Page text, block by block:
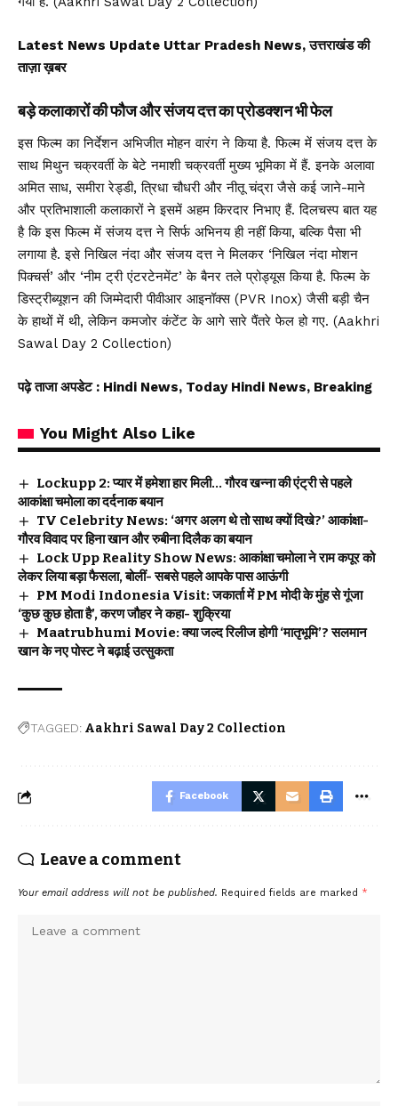
Latest News Update Uttar Pradesh News, उत्तराखंड की
ताज़ा ख़बर
बड़े कलाकारों की फौज और संजय दत्त का प्रोडक्शन भी फेल
इस फिल्म का निर्देशन अभिजीत मोहन वारंग ने किया है. फिल्म में संजय दत्त के
साथ मिथुन चक्रवर्ती के बेटे नमाशी चक्रवर्ती मुख्य भूमिका में हैं. इनके अलावा
अमित साध, समीरा रेड्डी, त्रिधा चौधरी और नीतू चंद्रा जैसे कई जाने-माने
और प्रतिभाशाली कलाकारों ने इसमें अहम किरदार निभाए हैं. दिलचस्प बात यह
है कि इस फिल्म में संजय दत्त ने सिर्फ अभिनय ही नहीं किया, बल्कि पैसा भी
लगाया है. इसे निखिल नंदा और संजय दत्त ने मिलकर ‘निखिल नंदा मोशन
पिक्चर्स’ और ‘नीम ट्री एंटरटेनमेंट’ के बैनर तले प्रोड्यूस किया है. फिल्म के
डिस्ट्रीब्यूशन की जिम्मेदारी पीवीआर आइनॉक्स (PVR Inox) जैसी बड़ी चैन
के हाथों में थी, लेकिन कमजोर कंटेंट के आगे सारे पैंतरे फेल हो गए. (Aakhri
Sawal Day 2 Collection)
पढ़े ताजा अपडेट : Hindi News, Today Hindi News, Breaking
You Might Also Like
Lockupp 2: प्यार में हमेशा हार मिली… गौरव खन्ना की एंट्री से पहले
आकांक्षा चमोला का दर्दनाक बयान
TV Celebrity News: ‘अगर अलग थे तो साथ क्यों दिखे?’ आकांक्षा-
गौरव विवाद पर हिना खान और रुबीना दिलैक का बयान
Lock Upp Reality Show News: आकांक्षा चमोला ने राम कपूर को
लेकर लिया बड़ा फैसला, बोलीं- सबसे पहले आपके पास आऊंगी
PM Modi Indonesia Visit: जकार्ता में PM मोदी के मुंह से गूंजा
‘कुछ कुछ होता है’, करण जौहर ने कहा- शुक्रिया
Maatrubhumi Movie: क्या जल्द रिलीज होगी ‘मातृभूमि’? सलमान
खान के नए पोस्ट ने बढ़ाई उत्सुकता
TAGGED: Aakhri Sawal Day 2 Collection
Facebook
Leave a comment
Your email address will not be published. Required fields are marked *